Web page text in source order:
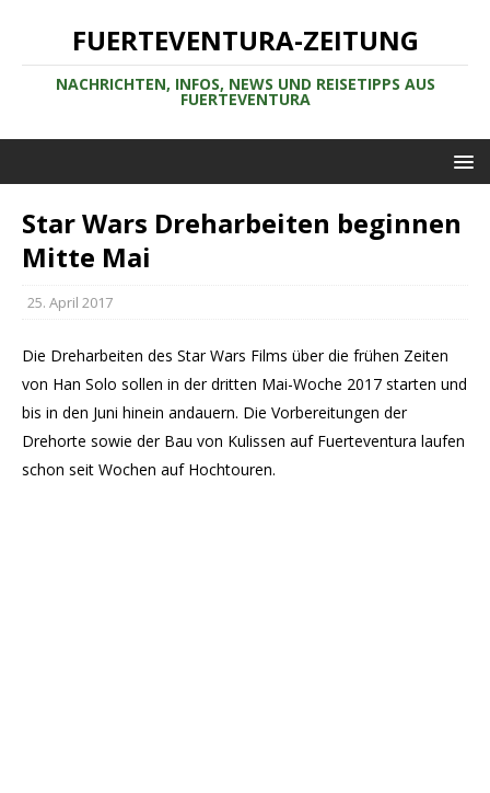
FUERTEVENTURA-ZEITUNG
NACHRICHTEN, INFOS, NEWS UND REISETIPPS AUS
FUERTEVENTURA
Star Wars Dreharbeiten beginnen
Mitte Mai
25. April 2017
Die Dreharbeiten des Star Wars Films über die frühen Zeiten
von Han Solo sollen in der dritten Mai-Woche 2017 starten und
bis in den Juni hinein andauern. Die Vorbereitungen der
Drehorte sowie der Bau von Kulissen auf Fuerteventura laufen
schon seit Wochen auf Hochtouren.